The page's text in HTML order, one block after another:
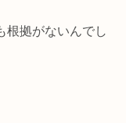
根拠がないんでし